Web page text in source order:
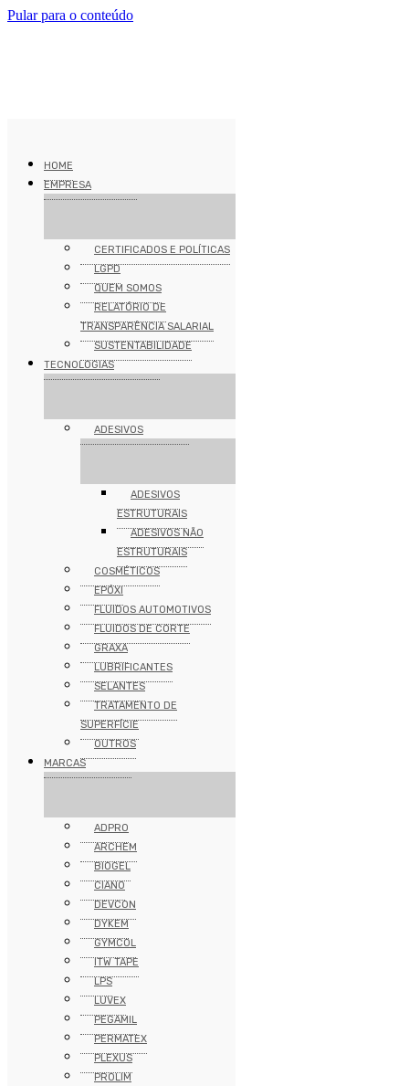
Pular para o conteúdo
HOME
EMPRESA
CERTIFICADOS E POLÍTICAS
LGPD
QUEM SOMOS
RELATÓRIO DE
TRANSPARÊNCIA SALARIAL
SUSTENTABILIDADE
TECNOLOGIAS
ADESIVOS
ADESIVOS
ESTRUTURAIS
ADESIVOS NÃO
ESTRUTURAIS
COSMÉTICOS
EPÓXI
FLUIDOS AUTOMOTIVOS
FLUIDOS DE CORTE
GRAXA
LUBRIFICANTES
SELANTES
TRATAMENTO DE
SUPERFÍCIE
OUTROS
MARCAS
ADPRO
ARCHEM
BIOGEL
CIANO
DEVCON
DYKEM
GYMCOL
ITW TAPE
LPS
LUVEX
PEGAMIL
PERMATEX
PLEXUS
PROLIM